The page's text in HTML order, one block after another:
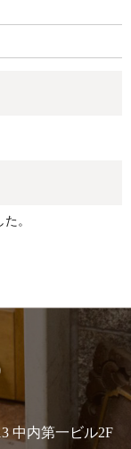
。
中内第一ビル2F